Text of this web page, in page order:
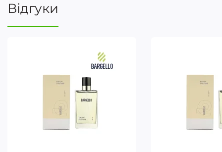
Відгуки